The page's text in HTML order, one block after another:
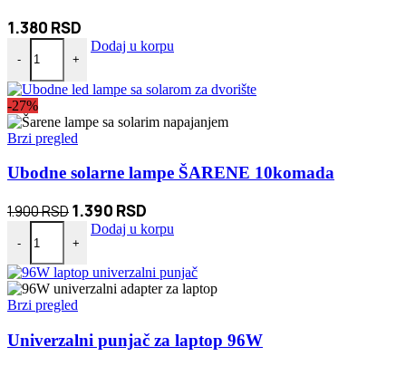
1.380 RSD
-
TV nosač FIKSNI od 32 do 70 inča količina
+
Dodaj u korpu
-27%
Brzi pregled
Ubodne solarne lampe ŠARENE 10komada
1.900RSDOriginalna
cena
je
bila:
1.900 RSD.
1.390 RSD
cena
1.390 RSD.
-
Ubodne solarne lampe ŠARENE 10komada količina
+
Dodaj u korpu
Brzi pregled
Univerzalni punjač za laptop 96W